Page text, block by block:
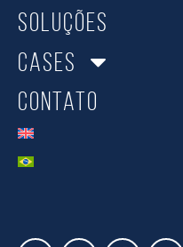
Soluções
Cases
Contato